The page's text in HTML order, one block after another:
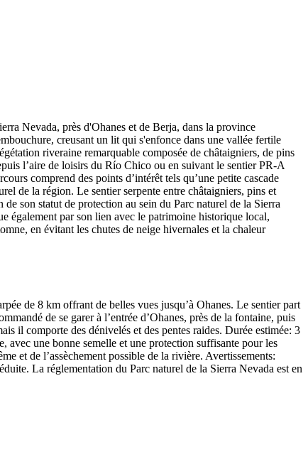
Nevada, près d'Ohanes et de Berja, dans la province
creusant un lit qui s'enfonce dans une vallée fertile
riveraine remarquable composée de châtaigniers, de pins
l’aire de loisirs du Río Chico ou en suivant le sentier PR-A
comprend des points d’intérêt tels qu’une petite cascade
de la région. Le sentier serpente entre châtaigniers, pins et
son statut de protection au sein du Parc naturel de la Sierra
également par son lien avec le patrimoine historique local,
en évitant les chutes de neige hivernales et la chaleur
de 8 km offrant de belles vues jusqu’à Ohanes. Le sentier part
de se garer à l’entrée d’Ohanes, près de la fontaine, puis
il comporte des dénivelés et des pentes raides. Durée estimée: 3
avec une bonne semelle et une protection suffisante pour les
et de l’assèchement possible de la rivière. Avertissements:
La réglementation du Parc naturel de la Sierra Nevada est en